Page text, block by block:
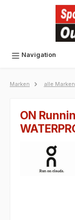
Navigation
Marken alle Marken
ON